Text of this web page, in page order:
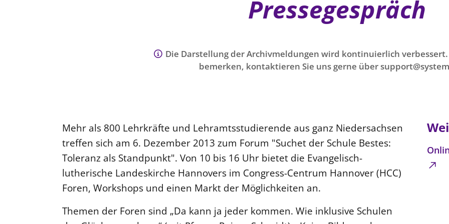
Pressegespräch
Die Darstellung der Archivmeldungen wird kontinuierlich verbessert.
bemerken, kontaktieren Sie uns gerne über
Mehr als 800 Lehrkräfte und Lehramtsstudierende aus ganz Niedersachsen
treffen sich am 6. Dezember 2013 zum Forum "Suchet der Schule Bestes:
Toleranz als Standpunkt". Von 10 bis 16 Uhr bietet die Evangelisch-
lutherische Landeskirche Hannovers im Congress-Centrum Hannover (HCC)
Foren, Workshops und einen Markt der Möglichkeiten an.
Themen der Foren sind „Da kann ja jeder kommen. Wie inklusive Schulen